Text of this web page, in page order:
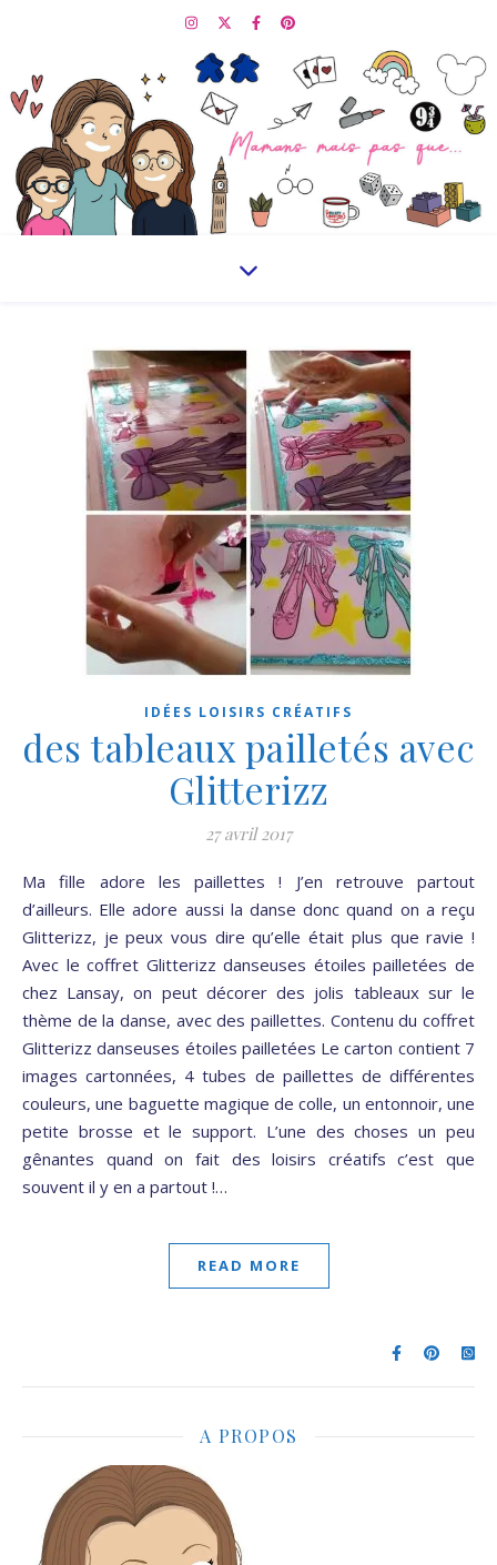
IDÉES LOISIRS CRÉATIFS
des tableaux pailletés avec
Glitterizz
27 avril 2017
Ma fille adore les paillettes ! J’en retrouve partout
d’ailleurs. Elle adore aussi la danse donc quand on a reçu
Glitterizz, je peux vous dire qu’elle était plus que ravie !
Avec le coffret Glitterizz danseuses étoiles pailletées de
chez Lansay, on peut décorer des jolis tableaux sur le
thème de la danse, avec des paillettes. Contenu du coffret
Glitterizz danseuses étoiles pailletées Le carton contient 7
images cartonnées, 4 tubes de paillettes de différentes
couleurs, une baguette magique de colle, un entonnoir, une
petite brosse et le support. L’une des choses un peu
gênantes quand on fait des loisirs créatifs c’est que
souvent il y en a partout !…
READ MORE
A PROPOS